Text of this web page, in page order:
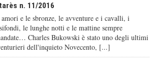
n. 11/2016
e le sbronze, le avventure e i cavalli, i
le lunghe notti e le mattine sempre
Charles Bukowski è stato uno degli ultimi
dell'inquieto Novecento, [...]